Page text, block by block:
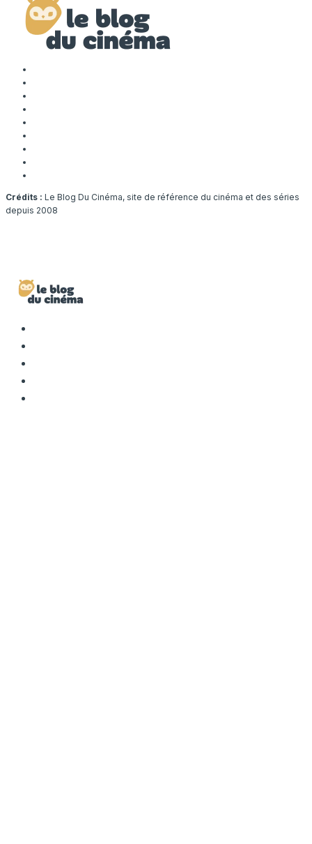
Crédits : Le Blog Du Cinéma, site de référence du cinéma et des séries
depuis 2008